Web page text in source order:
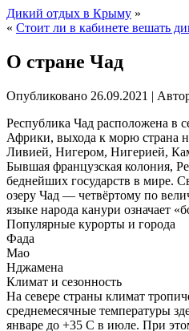
Дикий отдых в Крыму »
« Стоит ли в кабинете вешать
О стране Чад
Опубликовано 26.09.2021 |
Республика Чад расположена в
Африки, выхода к морю страна
Ливией, Нигером, Нигерией,
Бывшая французская колония,
беднейших государств в мире.
озеру Чад — четвёртому по
языке народа канури означает
Популярные курорты и города
Фада
Мао
Нджамена
Климат и сезонность
На севере страны климат
среднемесячные температуры
январе до +35 C в июле. При